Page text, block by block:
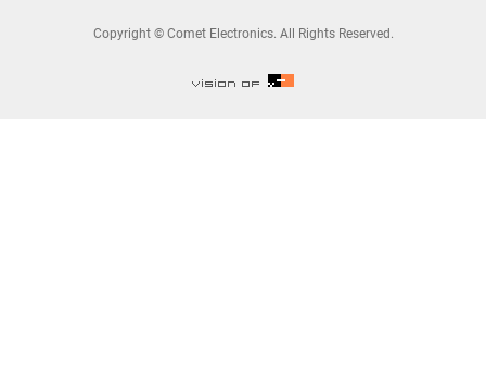
Copyright © Comet Electronics. All Rights Reserved.